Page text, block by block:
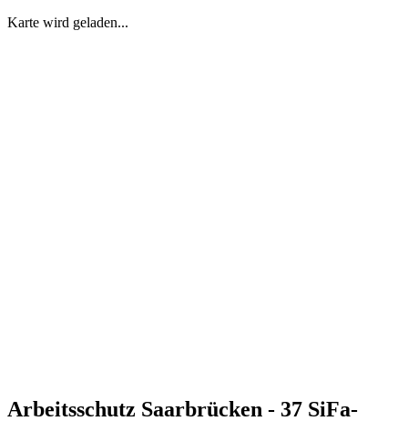
Karte wird geladen...
Arbeitsschutz Saarbrücken - 37 SiFa-